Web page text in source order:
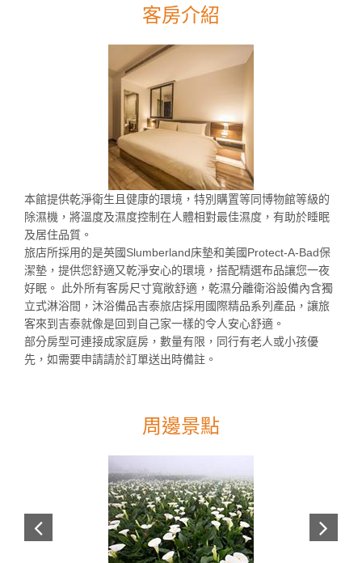
客房介紹
本館提供乾淨衛生且健康的環境，特別購置等同博物館等級的
除濕機，將溫度及濕度控制在人體相對最佳濕度，有助於睡眠
及居住品質。
旅店所採用的是英國Slumberland床墊和美國Protect-A-Bad保
潔墊，提供您舒適又乾淨安心的環境，搭配精選布品讓您一夜
好眠。 此外所有客房尺寸寬敞舒適，乾濕分離衛浴設備內含獨
立式淋浴間，沐浴備品吉泰旅店採用國際精品系列產品，讓旅
客來到吉泰就像是回到自己家一樣的令人安心舒適。
部分房型可連接成家庭房，數量有限，同行有老人或小孩優
先，如需要申請請於訂單送出時備註。
周邊景點